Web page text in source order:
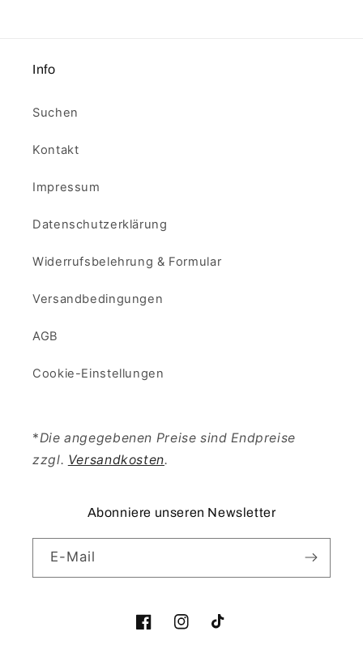
Info
Suchen
Kontakt
Impressum
Datenschutzerklärung
Widerrufsbelehrung & Formular
Versandbedingungen
AGB
Cookie-Einstellungen
*Die angegebenen Preise sind Endpreise
zzgl. Versandkosten.
Abonniere unseren Newsletter
E-Mail
FacebookInstagramTikTok